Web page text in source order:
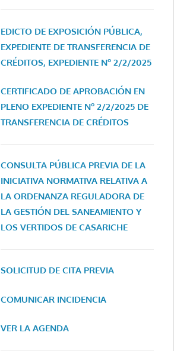
EDICTO DE EXPOSICIÓN PÚBLICA,
EXPEDIENTE DE TRANSFERENCIA DE
CRÉDITOS, EXPEDIENTE Nº 2/2/2025
CERTIFICADO DE APROBACIÓN EN
PLENO EXPEDIENTE Nº 2/2/2025 DE
TRANSFERENCIA DE CRÉDITOS
CONSULTA PÚBLICA PREVIA DE LA
INICIATIVA NORMATIVA RELATIVA A
LA ORDENANZA REGULADORA DE
LA GESTIÓN DEL SANEAMIENTO Y
LOS VERTIDOS DE CASARICHE
SOLICITUD DE CITA PREVIA
COMUNICAR INCIDENCIA
VER LA AGENDA